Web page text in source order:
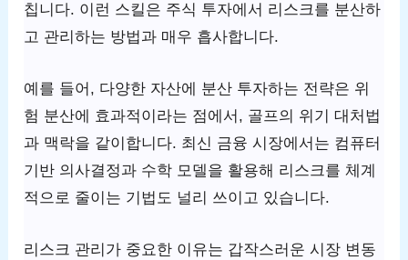
칩니다. 이런 스킬은 주식 투자에서 리스크를 분산하
고 관리하는 방법과 매우 흡사합니다.
예를 들어, 다양한 자산에 분산 투자하는 전략은 위
험 분산에 효과적이라는 점에서, 골프의 위기 대처법
과 맥락을 같이합니다. 최신 금융 시장에서는 컴퓨터
기반 의사결정과 수학 모델을 활용해 리스크를 체계
적으로 줄이는 기법도 널리 쓰이고 있습니다.
리스크 관리가 중요한 이유는 갑작스러운 시장 변동